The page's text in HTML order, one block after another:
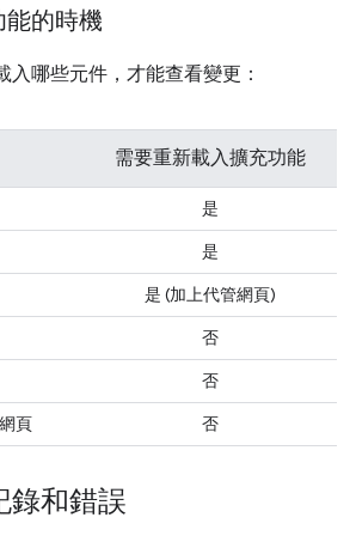
的時機
入哪些元件，才能查看變更：
需要重新載入擴充功能
是
是
是 (加上代管網頁)
否
否
頁
否
錄和錯誤